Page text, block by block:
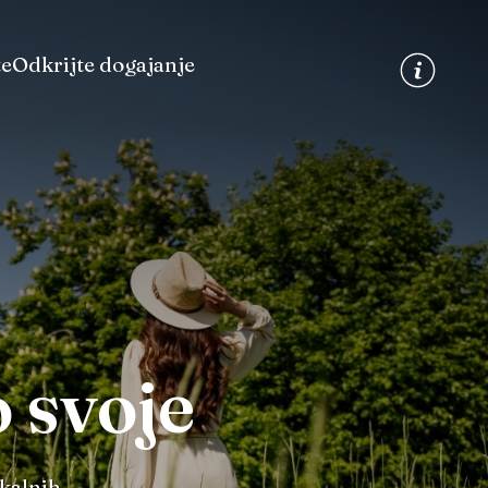
Odkrijte dogajanje
svoje